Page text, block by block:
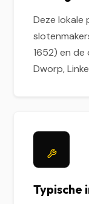
Deze lokale
1652) en de
Dworp,
Typische